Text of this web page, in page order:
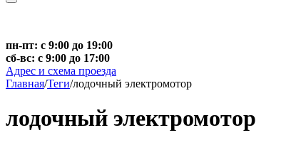
пн-пт: с 9:00 до 19:00
сб-вс: с 9:00 до 17:00
Адрес и схема проезда
Главная/Теги/лодочный электромотор
лодочный электромотор